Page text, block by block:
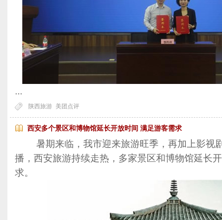
...
陕西旅游 美团点评
西安多个景区和博物馆延长开放时间 满足游客需求
暑期来临，我市迎来旅游旺季，再加上影视
播，西安旅游持续走热，多家景区和博物馆延长
求。